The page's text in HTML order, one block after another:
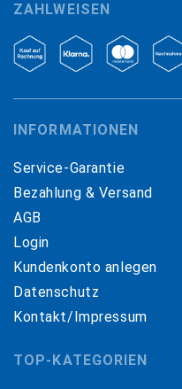
ZAHLWEISEN
INFORMATIONEN
Service-Garantie
Bezahlung & Versand
AGB
Login
Kundenkonto anlegen
Datenschutz
Kontakt/Impressum
TOP-KATEGORIEN